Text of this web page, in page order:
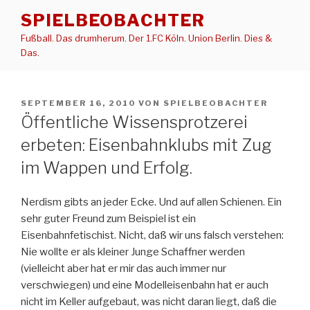
Inhalt
springen
SPIELBEOBACHTER
Fußball. Das drumherum. Der 1.FC Köln. Union Berlin. Dies &
Das.
VERÖFFENTLICHT
AM
SEPTEMBER 16, 2010 VON SPIELBEOBACHTER
Öffentliche Wissensprotzerei
erbeten: Eisenbahnklubs mit Zug
im Wappen und Erfolg.
Nerdism gibts an jeder Ecke. Und auf allen Schienen. Ein
sehr guter Freund zum Beispiel ist ein
Eisenbahnfetischist. Nicht, daß wir uns falsch verstehen:
Nie wollte er als kleiner Junge Schaffner werden
(vielleicht aber hat er mir das auch immer nur
verschwiegen) und eine Modelleisenbahn hat er auch
nicht im Keller aufgebaut, was nicht daran liegt, daß die